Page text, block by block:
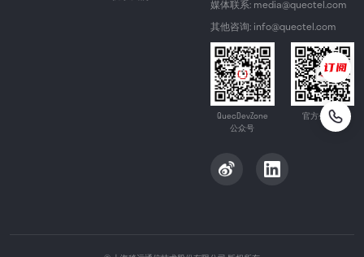
媒体联系: media@quectel.com
其他咨询: info@quectel.com
QuecDevZone
公众号
官方公众号